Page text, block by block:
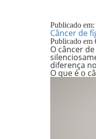
Publicado em:
Câncer de
Publicado em
O câncer
diferença
O que é o